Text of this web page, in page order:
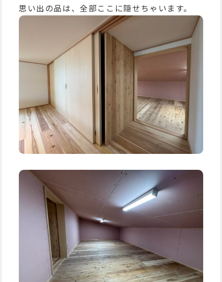
思い出の品は、全部ここに隠せちゃいます。